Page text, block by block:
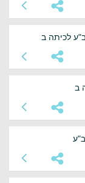
לכיתה ב
ב